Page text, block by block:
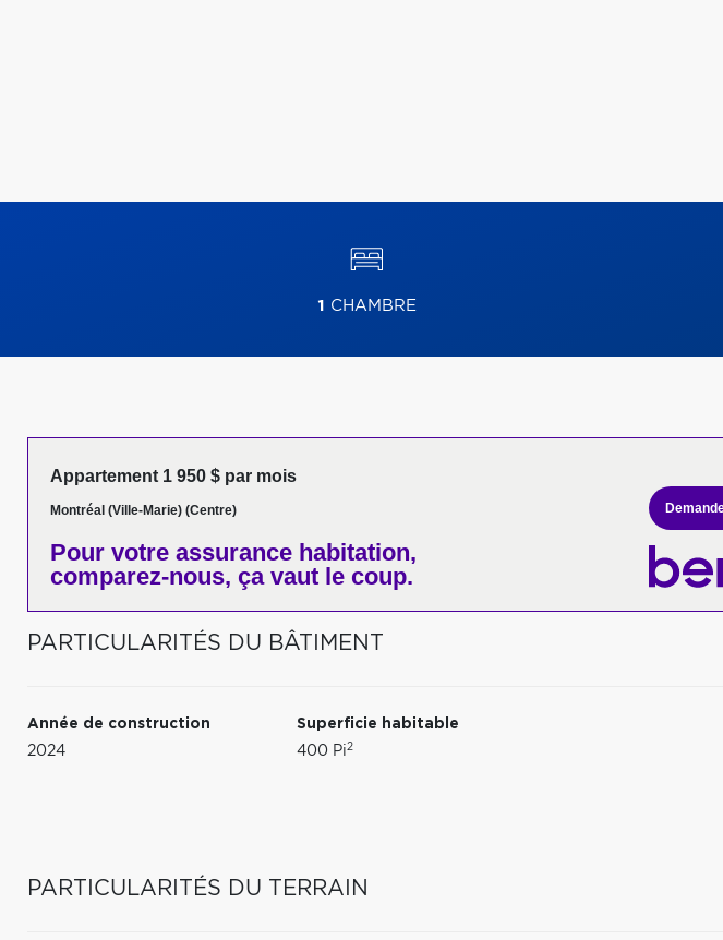
1 CHAMBRE
Appartement 1 950 $ par mois
Montréal (Ville-Marie) (Centre)
Pour votre assurance habitation,
comparez-nous, ça vaut le coup.
PARTICULARITÉS DU BÂTIMENT
Année de construction
2024
Superficie habitable
400 Pi2
PARTICULARITÉS DU TERRAIN